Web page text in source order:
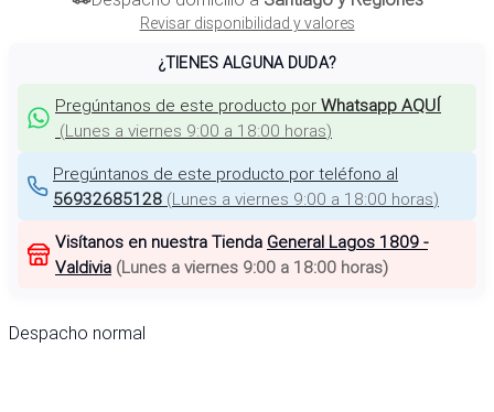
Revisar disponibilidad y valores
¿TIENES ALGUNA DUDA?
Pregúntanos de este producto por Whatsapp AQUÍ
(Lunes a viernes 9:00 a 18:00 horas)
Pregúntanos de este producto por teléfono al
56932685128 (Lunes a viernes 9:00 a 18:00 horas)
Visítanos en nuestra Tienda General Lagos 1809 -
Valdivia (Lunes a viernes 9:00 a 18:00 horas)
Despacho normal